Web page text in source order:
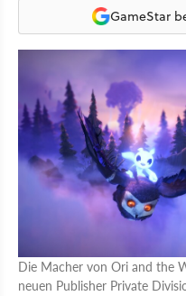
GameStar
Die Macher von Ori and the
neuen Publisher Private